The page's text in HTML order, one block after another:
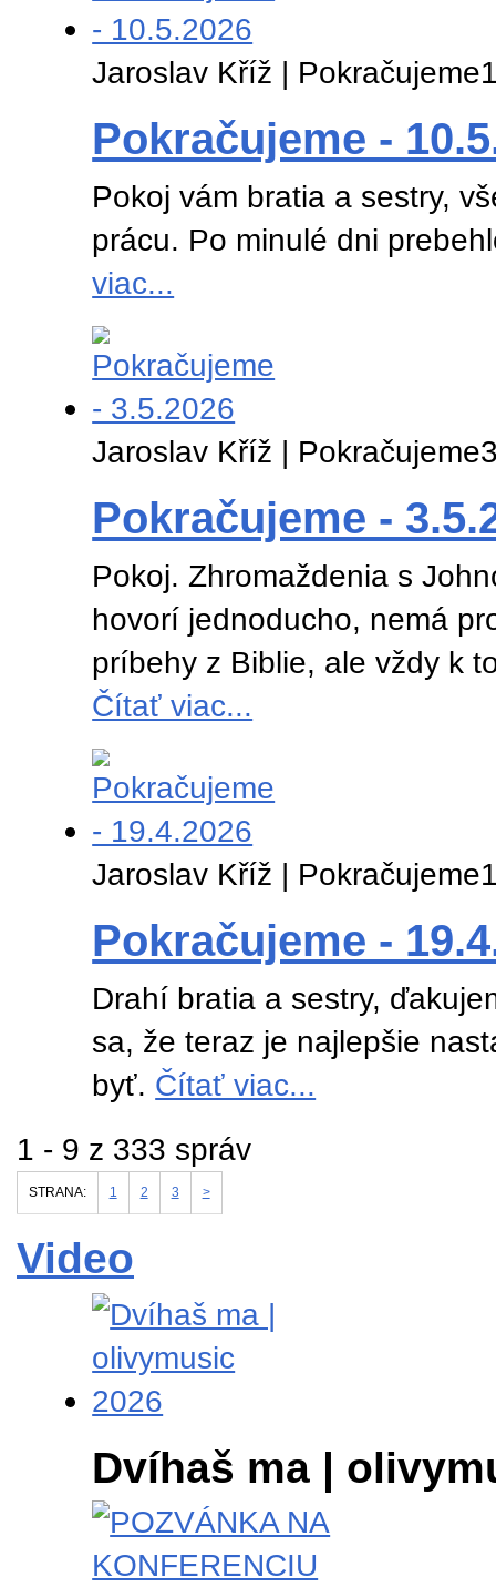
Jaroslav Kříž | Pokračujeme
Pokračujeme -
Pokoj vám bratia a sestry,
prácu. Po minulé dni
viac...
Jaroslav Kříž | Pokračujeme
Pokračujeme -
Pokoj. Zhromaždenia s
hovorí jednoducho, nemá
príbehy z Biblie, ale vždy k
Čítať viac...
Jaroslav Kříž | Pokračujeme
Pokračujeme -
Drahí bratia a sestry,
sa, že teraz je najlepšie
byť. Čítať viac...
1 - 9 z 333 správ
STRANA: 1 2 3 >
Video
Dvíhaš ma |